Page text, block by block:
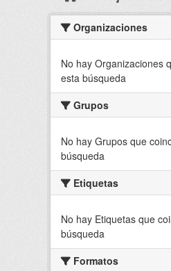
Organizaciones
No hay Organizaciones
esta búsqueda
Grupos
No hay Grupos que
búsqueda
Etiquetas
No hay Etiquetas que
búsqueda
Formatos